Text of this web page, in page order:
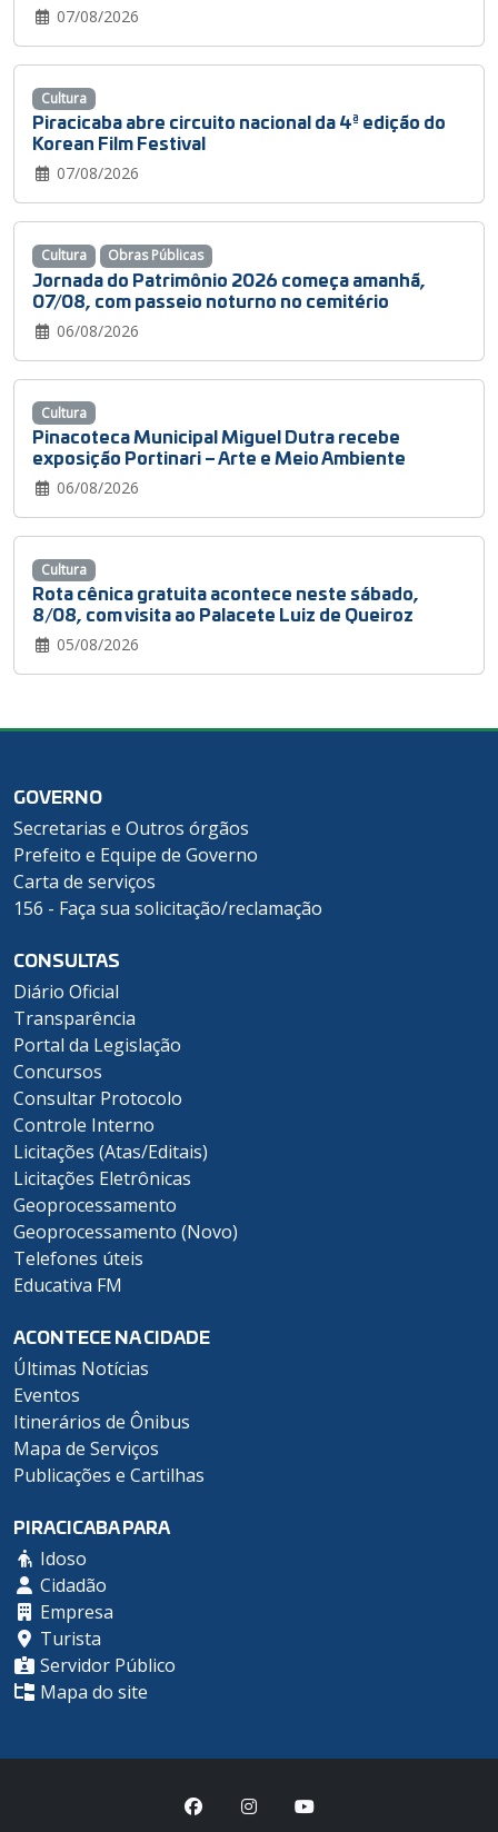
07/08/2026
Piracicaba abre circuito nacional da 4ª edição do
Korean Film Festival
07/08/2026
Cultura
Jornada do Patrimônio 2026 começa amanhã,
07/08, com passeio noturno no cemitério
06/08/2026
Cultura Obras Públicas
Pinacoteca Municipal Miguel Dutra recebe
exposição Portinari – Arte e Meio Ambiente
06/08/2026
Cultura
Rota cênica gratuita acontece neste sábado,
8/08, com visita ao Palacete Luiz de Queiroz
05/08/2026
Cultura
GOVERNO
Secretarias e Outros órgãos
Prefeito e Equipe de Governo
Carta de serviços
156 - Faça sua solicitação/reclamação
CONSULTAS
Diário Oficial
Transparência
Portal da Legislação
Concursos
Consultar Protocolo
Controle Interno
Licitações (Atas/Editais)
Licitações Eletrônicas
Geoprocessamento
Geoprocessamento (Novo)
Telefones úteis
Educativa FM
ACONTECE NA CIDADE
Últimas Notícias
Eventos
Itinerários de Ônibus
Mapa de Serviços
Publicações e Cartilhas
PIRACICABA PARA
Idoso
Cidadão
Empresa
Turista
Servidor Público
Mapa do site